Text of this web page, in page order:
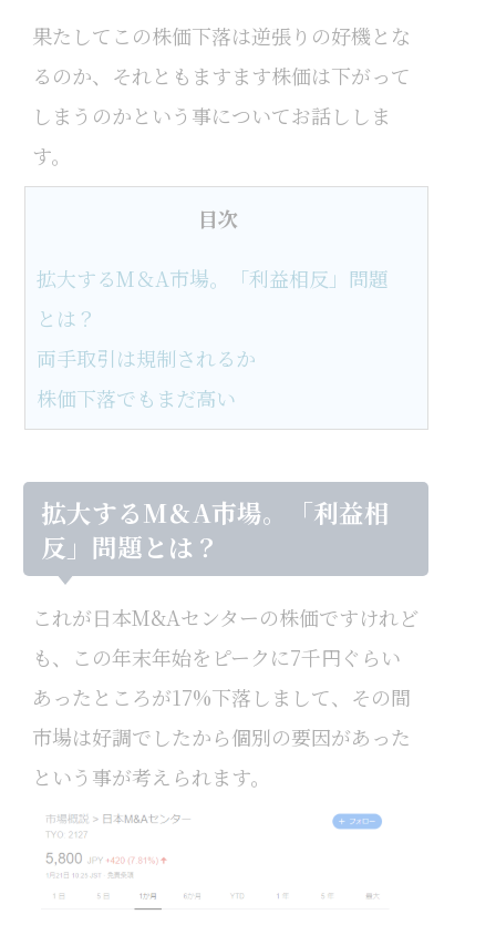
果たしてこの株価下落は逆張りの好機とな
るのか、それともますます株価は下がって
しまうのかという事についてお話ししま
す。
目次
拡大するМ＆A市場。「利益相反」問題
とは？
両手取引は規制されるか
株価下落でもまだ高い
拡大するМ＆A市場。「利益相
反」問題とは？
これが日本M&Aセンターの株価ですけれど
も、この年末年始をピークに7千円ぐらい
あったところが17%下落しまして、その間
市場は好調でしたから個別の要因があった
という事が考えられます。